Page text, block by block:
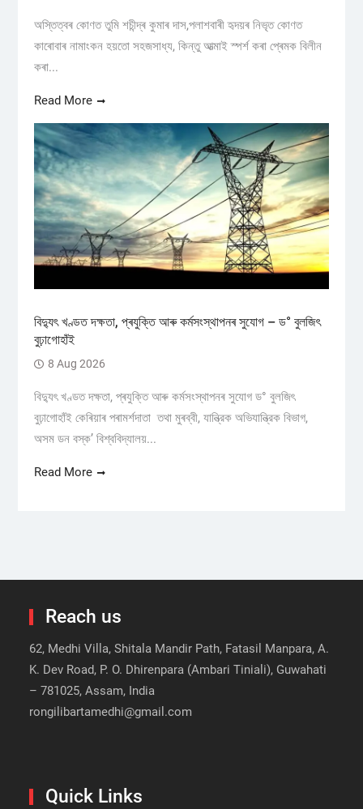
অস্তিত্বৰ কোণত তুমি শচীন্দ্ৰ কুমাৰ দাস,পলাশবাৰী হৃদয়ৰ নিভৃত কোণত
কাৰোবাৰ নামাংকন হয়তো সহজসাধ্য, কিন্তু আত্মাই স্পৰ্শ কৰা প্ৰেমক বিলীন
কৰা...
Read More
বিদ্যুৎ খণ্ডত দক্ষতা, প্ৰযুক্তি আৰু কৰ্মসংস্থাপনৰ সুযোগ – ড° বুলজিৎ
বুঢ়াগোহাঁই
8 Aug 2026
বিদ্যুৎ খণ্ডত দক্ষতা, প্ৰযুক্তি আৰু কৰ্মসংস্থাপনৰ সুযোগ ড° বুলজিৎ
বুঢ়াগোহাঁই কেৰিয়াৰ পৰামৰ্শদাতা তথা মুৰব্বী, যান্ত্রিক অভিযান্ত্রিক বিভাগ,
অসম ডন বস্ক’ বিশ্ববিদ্যালয়...
Read More
Reach us
62, Medhi Villa, Shitala Mandir Path, Fatasil Manpara, A.
K. Dev Road, P. O. Dhirenpara (Ambari Tiniali), Guwahati
– 781025, Assam, India
rongilibartamedhi@gmail.com
Quick Links